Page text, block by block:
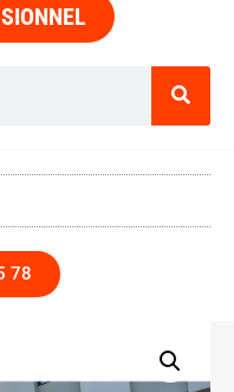
78